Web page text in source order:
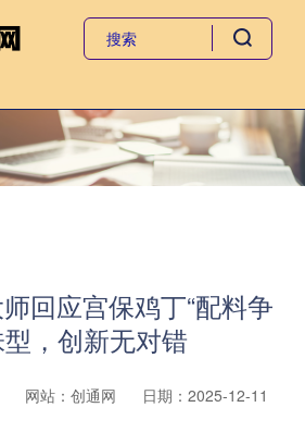
回应宫保鸡丁“配料争
，创新无对错
网站：创通网
日期：2025-12-11